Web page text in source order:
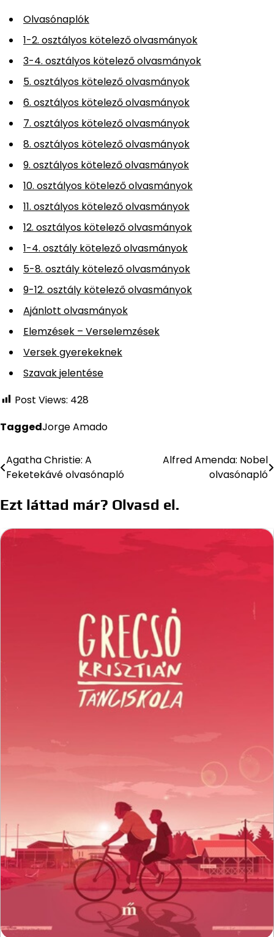
Olvasónaplók
1-2. osztályos kötelező olvasmányok
3-4. osztályos kötelező olvasmányok
5. osztályos kötelező olvasmányok
6. osztályos kötelező olvasmányok
7. osztályos kötelező olvasmányok
8. osztályos kötelező olvasmányok
9. osztályos kötelező olvasmányok
10. osztályos kötelező olvasmányok
11. osztályos kötelező olvasmányok
12. osztályos kötelező olvasmányok
1-4. osztály kötelező olvasmányok
5-8. osztály kötelező olvasmányok
9-12. osztály kötelező olvasmányok
Ajánlott olvasmányok
Elemzések – Verselemzések
Versek gyerekeknek
Szavak jelentése
Post Views: 428
TaggedJorge Amado
Bejegyzés
Agatha Christie: A
Feketekávé olvasónapló
Alfred Amenda: Nobel
olvasónapló
Ezt láttad már? Olvasd el.